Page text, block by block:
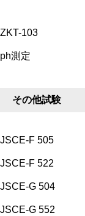
ZKT-103
ph測定
その他試験
JSCE-F 505
JSCE-F 522
JSCE-G 504
JSCE-G 552